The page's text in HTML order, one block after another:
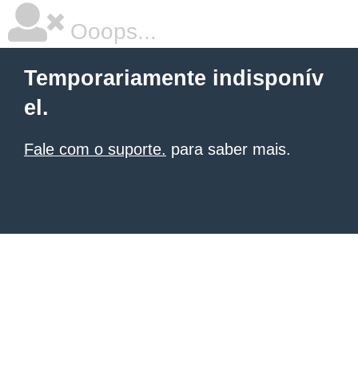
Ooops...
Temporariamente indisponív
el.
Fale com o suporte. para saber mais.